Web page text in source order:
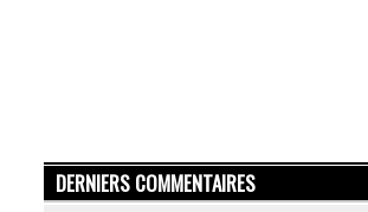
DERNIERS COMMENTAIRES